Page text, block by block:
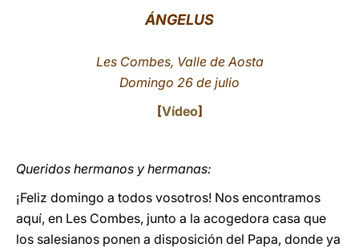
ÁNGELUS
Les Combes, Valle de Aosta
Domingo 26 de julio
[Vídeo]
Queridos hermanos y hermanas:
¡Feliz domingo a todos vosotros! Nos encontramos
aquí, en Les Combes, junto a la acogedora casa que
los salesianos ponen a disposición del Papa, donde ya